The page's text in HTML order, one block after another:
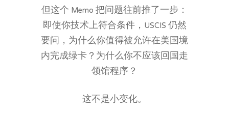
但这个 Memo 把问题往前推了一步：
即使你技术上符合条件，USCIS 仍然
要问，为什么你值得被允许在美国境
内完成绿卡？为什么你不应该回国走
领馆程序？
这不是小变化。